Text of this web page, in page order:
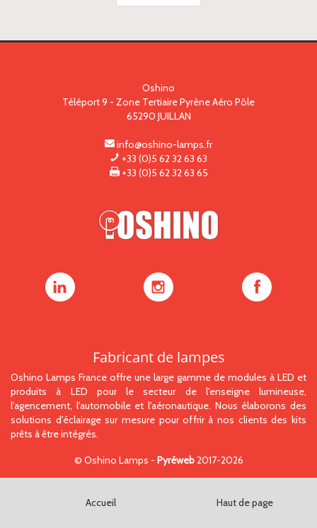
Oshino
Téléport 9 - Zone Tertiaire Pyrène Aéro Pôle
65290 JUILLAN
info@oshino-lamps.fr
+33 (0)5 62 32 63 63
+33 (0)5 62 32 63 65
Oshino
Oshino
Oshino
Fabricant de lampes
Oshino Lamps France offre une large gamme de modules à LED et
produits à LED pour le secteur de l'enseigne lumineuse,
l'agencement, l'automobile et l'aéronautique. Nous élaborons des
solutions d'éclairage sur mesure pour offrir à nos clients des kits
prêts à être intégrés.
© Oshino Lamps - Pyréweb2017-2026
Accueil Haut de page